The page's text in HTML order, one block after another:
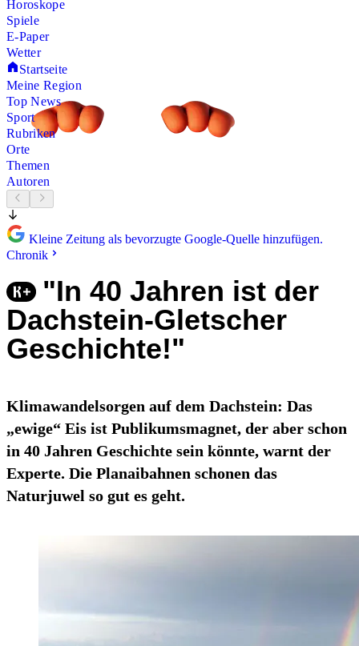
Horoskope
Spiele
E-Paper
Wetter
Startseite
Meine Region
Top News
Sport
Rubriken
Orte
Themen
Autoren
Kleine Zeitung als bevorzugte Google-Quelle hinzufügen.
Chronik
"In 40 Jahren ist der
Dachstein-Gletscher
Geschichte!"
Klimawandelsorgen auf dem Dachstein: Das
„ewige“ Eis ist Publikumsmagnet, der aber schon
in 40 Jahren Geschichte sein könnte, warnt der
Experte. Die Planaibahnen schonen das
Naturjuwel so gut es geht.